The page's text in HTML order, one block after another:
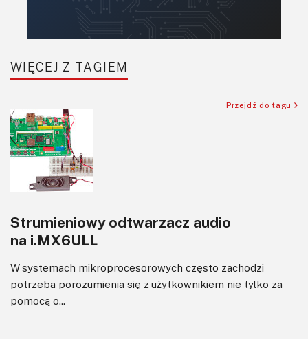
Sensory
Software
Sterowanie
Transformatory
Tranzystory
Wywiady
Wzmacniacze
Zasilanie
Felietony
WIĘCEJ Z TAGIEM
Przejdź do tagu
Strumieniowy odtwarzacz audio
na i.MX6ULL
W systemach mikroprocesorowych często zachodzi
potrzeba porozumienia się z użytkownikiem nie tylko za
pomocą o...